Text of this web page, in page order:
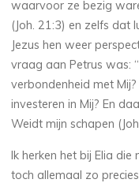
waarvoor ze bezig
(Joh. 21:3) en zelfs dat
Jezus hen weer
vraag aan Petrus was:
verbondenheid met
investeren in Mij? En
Weidt mijn schapen
Ik herken het bij Elia
toch allemaal zo